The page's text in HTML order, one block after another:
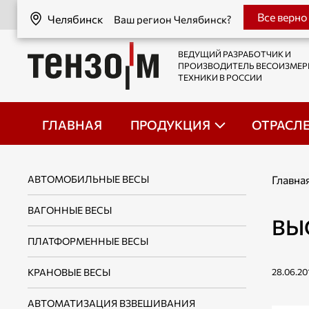
Челябинск Ваш регион Челябинск?
Челябинск Все верно
ВЕДУЩИЙ РАЗРАБОТЧИК И
ПРОИЗВОДИТЕЛЬ
ТЕХНИКИ В РОССИИ
ГЛАВНАЯ ПРОДУКЦИЯ
АВТОМОБИЛЬНЫЕ ВЕСЫ
ВАГОННЫЕ ВЕСЫ
ПЛАТФОРМЕННЫЕ ВЕСЫ
КРАНОВЫЕ ВЕСЫ
АВТОМАТИЗАЦИЯ ВЗВЕШИВАНИЯ